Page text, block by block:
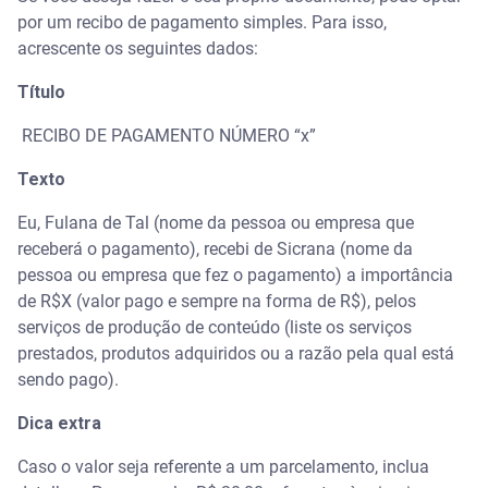
por um recibo de pagamento simples. Para isso,
acrescente os seguintes dados:
Título
RECIBO DE PAGAMENTO NÚMERO “x”
Texto
Eu, Fulana de Tal (nome da pessoa ou empresa que
receberá o pagamento), recebi de Sicrana (nome da
pessoa ou empresa que fez o pagamento) a importância
de R$X (valor pago e sempre na forma de R$), pelos
serviços de produção de conteúdo (liste os serviços
prestados, produtos adquiridos ou a razão pela qual está
sendo pago).
Dica extra
Caso o valor seja referente a um parcelamento, inclua